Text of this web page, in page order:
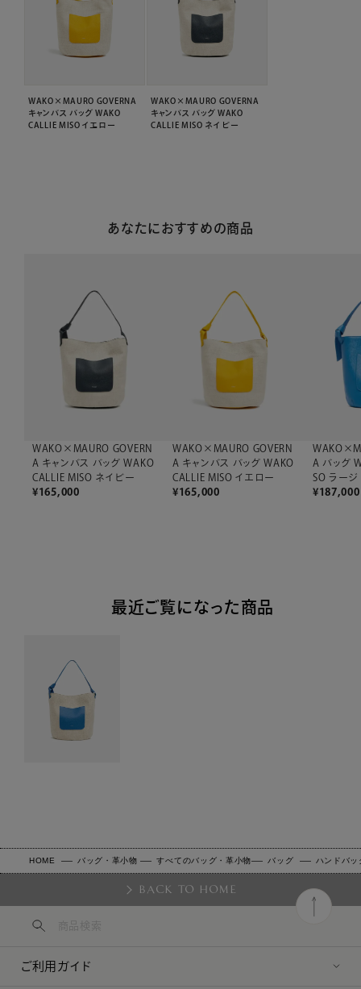
WAKO×MAURO GOVERNA
キャンバス バッグ WAKO
CALLIE MISO イエロー
WAKO×MAURO GOVERNA
キャンバス バッグ WAKO
CALLIE MISO ネイビー
あなたにおすすめの商品
WAKO×MAURO GOVERN
A キャンバス バッグ WAKO
CALLIE MISO ネイビー
¥165,000
WAKO×MAURO GOVERN
A キャンバス バッグ WAKO
CALLIE MISO イエロー
¥165,000
A バッグ
SO ラージ
¥187,000
最近ご覧になった商品
HOME バッグ・革小物 すべてのバッグ・革小物 バッグ ハンドバッ
BACK TO HOME
ご利用ガイド